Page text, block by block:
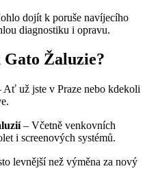
dojít k poruše navíjecího
diagnostiku i opravu.
Žaluzie?
Ať už jste v Praze nebo kdekoli
– Včetně venkovních
i screenových systémů.
levnější než výměna za nový